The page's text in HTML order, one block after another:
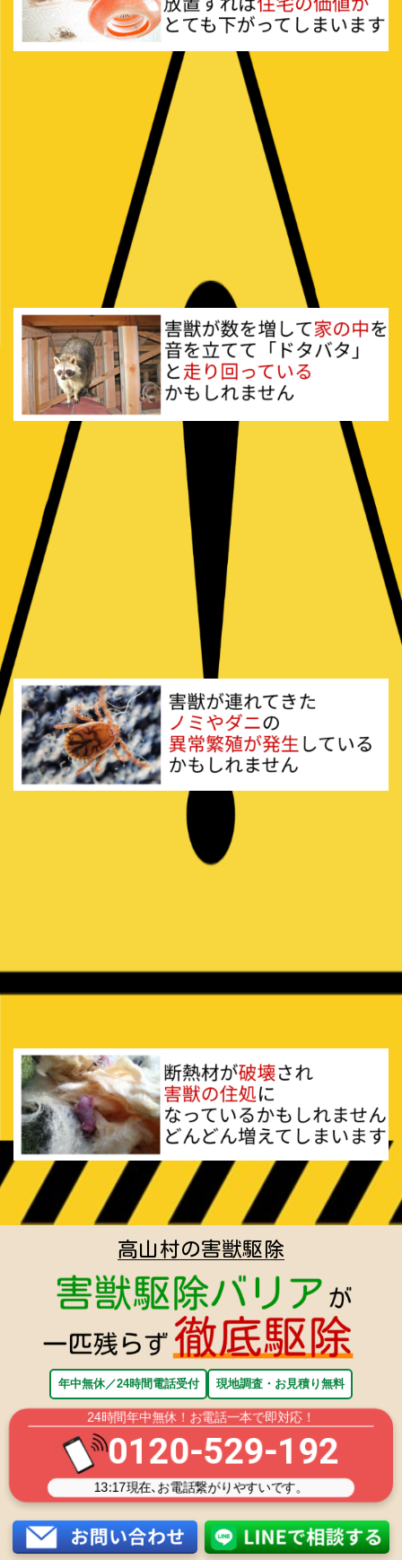
高山村の害獣駆除
年中無休／24時間電話受付 現地調査・お見積り無料
24時間年中無休！お電話一本で即対応！
0120-529-192
13:17現在､お電話繋がりやすいです。